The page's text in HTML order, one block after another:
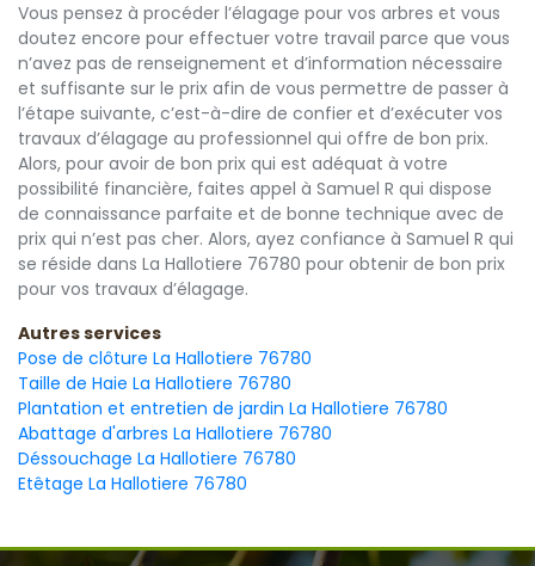
Vous pensez à procéder l’élagage pour vos arbres et vous
doutez encore pour effectuer votre travail parce que vous
n’avez pas de renseignement et d’information nécessaire
et suffisante sur le prix afin de vous permettre de passer à
l’étape suivante, c’est-à-dire de confier et d’exécuter vos
travaux d’élagage au professionnel qui offre de bon prix.
Alors, pour avoir de bon prix qui est adéquat à votre
possibilité financière, faites appel à Samuel R qui dispose
de connaissance parfaite et de bonne technique avec de
prix qui n’est pas cher. Alors, ayez confiance à Samuel R qui
se réside dans La Hallotiere 76780 pour obtenir de bon prix
pour vos travaux d’élagage.
Autres services
Pose de clôture La Hallotiere 76780
Taille de Haie La Hallotiere 76780
Plantation et entretien de jardin La Hallotiere 76780
Abattage d'arbres La Hallotiere 76780
Déssouchage La Hallotiere 76780
Etêtage La Hallotiere 76780